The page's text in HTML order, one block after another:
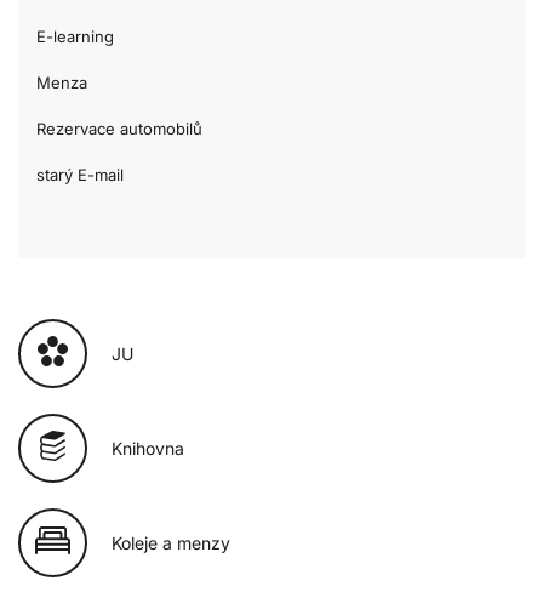
E-learning
Menza
Rezervace automobilů
starý E-mail
JU
Knihovna
Koleje a menzy